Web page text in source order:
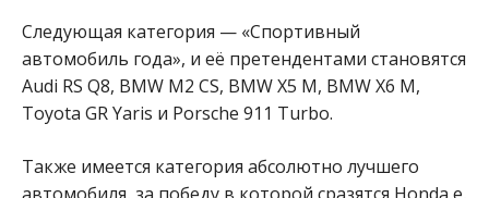
Следующая категория — «Спортивный
автомобиль года», и её претендентами становятся
Audi RS Q8, BMW M2 CS, BMW X5 M, BMW X6 M,
Toyota GR Yaris и Porsche 911 Turbo.
Также имеется категория абсолютно лучшего